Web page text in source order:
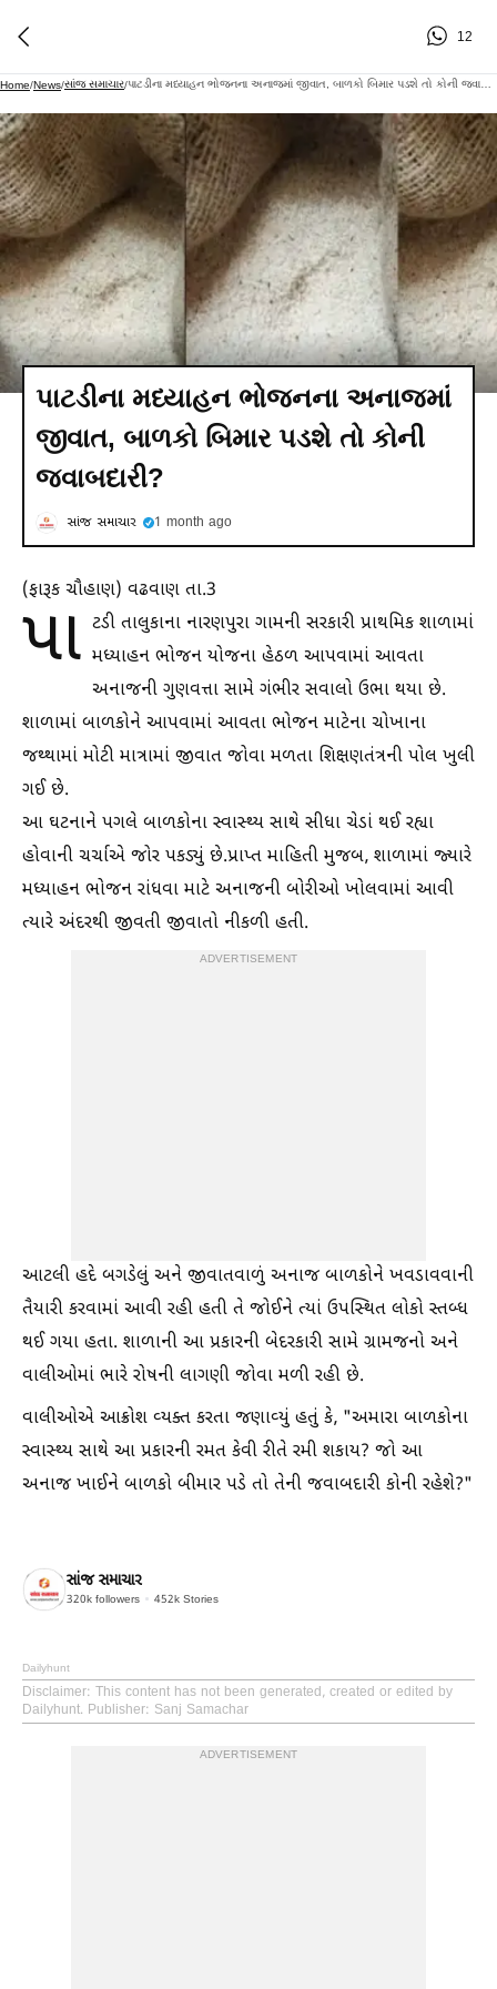
12
Home/News/સાંજ સમાચાર/
પાટડીના મધ્યાહન ભોજનના અનાજમાં
જીવાત, બાળકો બિમાર પડશે તો કોની
જવાબદારી?
સાંજ સમાચાર 1 month ago
(ફારૂક ચૌહાણ) વઢવાણ તા.3
પા ટડી તાલુકાના નારણપુરા ગામની સરકારી પ્રાથમિક શાળામાં
મધ્યાહન ભોજન યોજના હેઠળ આપવામાં આવતા
અનાજની ગુણવત્તા સામે ગંભીર સવાલો ઉભા થયા છે.
શાળામાં બાળકોને આપવામાં આવતા ભોજન માટેના ચોખાના
જથ્થામાં મોટી માત્રામાં જીવાત જોવા મળતા શિક્ષણતંત્રની પોલ ખુલી
ગઈ છે.
આ ઘટનાને પગલે બાળકોના સ્વાસ્થ્ય સાથે સીધા ચેડાં થઈ રહ્યા
હોવાની ચર્ચાએ જોર પકડ્યું છે.પ્રાપ્ત માહિતી મુજબ, શાળામાં જ્યારે
મધ્યાહન ભોજન રાંધવા માટે અનાજની બોરીઓ ખોલવામાં આવી
ત્યારે અંદરથી જીવતી જીવાતો નીકળી હતી.
ADVERTISEMENT
આટલી હદે બગડેલું અને જીવાતવાળું અનાજ બાળકોને ખવડાવવાની
તૈયારી કરવામાં આવી રહી હતી તે જોઈને ત્યાં ઉપસ્થિત લોકો સ્તબ્ધ
થઈ ગયા હતા. શાળાની આ પ્રકારની બેદરકારી સામે ગ્રામજનો અને
વાલીઓમાં ભારે રોષની લાગણી જોવા મળી રહી છે.
વાલીઓએ આક્રોશ વ્યક્ત કરતા જણાવ્યું હતું કે, "અમારા બાળકોના
સ્વાસ્થ્ય સાથે આ પ્રકારની રમત કેવી રીતે રમી શકાય? જો આ
અનાજ ખાઈને બાળકો બીમાર પડે તો તેની જવાબદારી કોની રહેશે?"
સાંજ સમાચાર
320k followers 452k Stories
Dailyhunt
Disclaimer: This content has not been generated, created or edited by
Dailyhunt. Publisher: Sanj Samachar
ADVERTISEMENT